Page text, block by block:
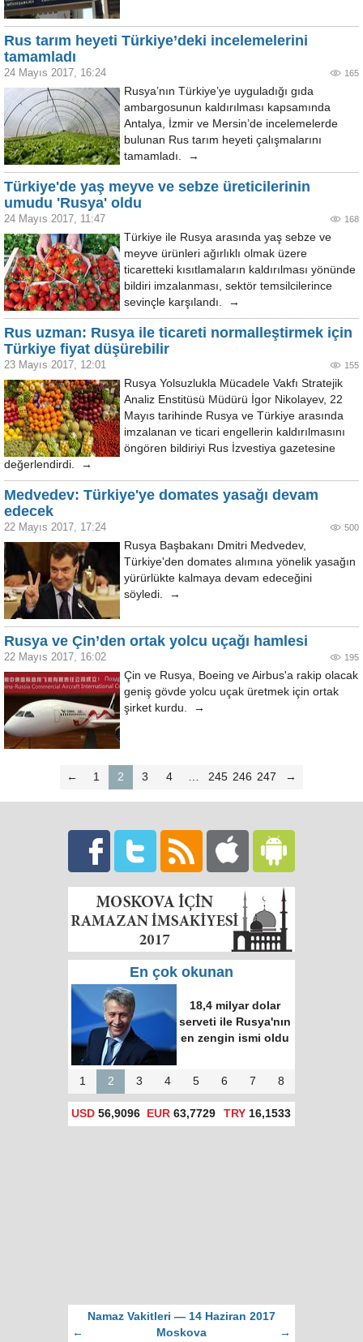
Rus tarım heyeti Türkiye’deki incelemelerini
tamamladı
24 Mayıs 2017, 16:24 165
Rusya’nın Türkiye’ye uyguladığı gıda
ambargosunun kaldırılması kapsamında
Antalya, İzmir ve Mersin’de incelemelerde
bulunan Rus tarım heyeti çalışmalarını
tamamladı. →
Türkiye'de yaş meyve ve sebze üreticilerinin
umudu 'Rusya' oldu
24 Mayıs 2017, 11:47 168
Türkiye ile Rusya arasında yaş sebze ve
meyve ürünleri ağırlıklı olmak üzere
ticaretteki kısıtlamaların kaldırılması yönünde
bildiri imzalanması, sektör temsilcilerince
sevinçle karşılandı. →
Rus uzman: Rusya ile ticareti normalleştirmek için
Türkiye fiyat düşürebilir
23 Mayıs 2017, 12:01 155
Rusya Yolsuzlukla Mücadele Vakfı Stratejik
Analiz Enstitüsü Müdürü İgor Nikolayev, 22
Mayıs tarihinde Rusya ve Türkiye arasında
imzalanan ve ticari engellerin kaldırılmasını
öngören bildiriyi Rus İzvestiya gazetesine
değerlendirdi. →
Medvedev: Türkiye'ye domates yasağı devam
edecek
22 Mayıs 2017, 17:24 500
Rusya Başbakanı Dmitri Medvedev,
Türkiye'den domates alımına yönelik yasağın
yürürlükte kalmaya devam edeceğini
söyledi. →
Rusya ve Çin’den ortak yolcu uçağı hamlesi
22 Mayıs 2017, 16:02 195
Çin ve Rusya, Boeing ve Airbus'a rakip olacak
geniş gövde yolcu uçak üretmek için ortak
şirket kurdu. →
← 1 2 3 4 … 245 246 247 →
En çok okunan
18,4 milyar dolar
serveti ile Rusya'nın
en zengin ismi oldu
1 2 3 4 5 6 7 8
USD 56,9096 EUR 63,7729 TRY16,1533
Namaz Vakitleri — 14 Haziran 2017
←
Moskova
→